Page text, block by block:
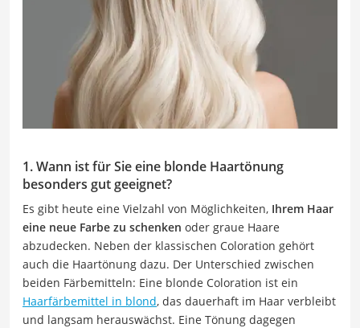
1. Wann ist für Sie eine blonde Haartönung
besonders gut geeignet?
Es gibt heute eine Vielzahl von Möglichkeiten, Ihrem Haar
eine neue Farbe zu schenken oder graue Haare
abzudecken. Neben der klassischen Coloration gehört
auch die Haartönung dazu. Der Unterschied zwischen
beiden Färbemitteln: Eine blonde Coloration ist ein
Haarfärbemittel in blond, das dauerhaft im Haar verbleibt
und langsam herauswächst. Eine Tönung dagegen